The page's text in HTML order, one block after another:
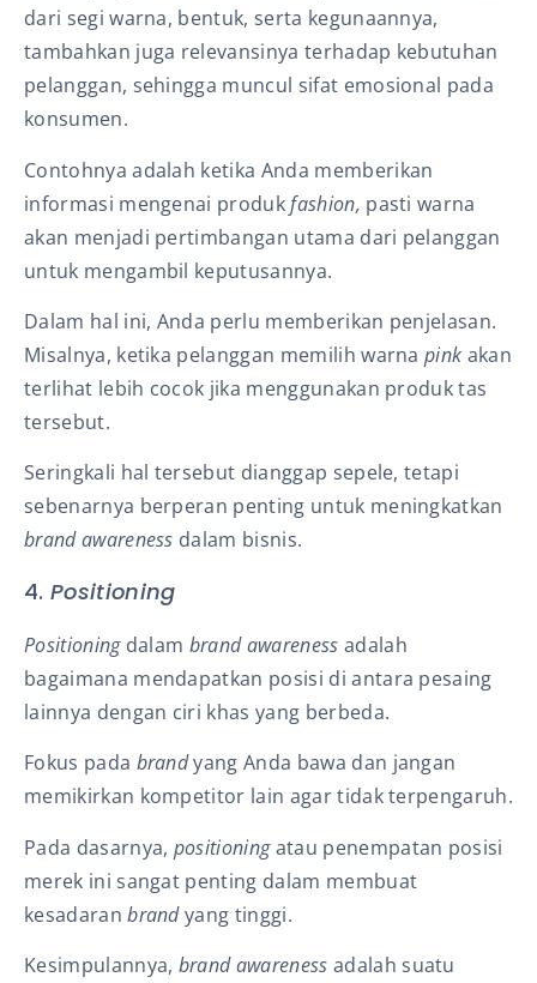
dari segi warna, bentuk, serta kegunaannya,
tambahkan juga relevansinya terhadap kebutuhan
pelanggan, sehingga muncul sifat emosional pada
konsumen.
Contohnya adalah ketika Anda memberikan
informasi mengenai produkfashion, pasti warna
akan menjadi pertimbangan utama dari pelanggan
untuk mengambil keputusannya.
Dalam hal ini, Anda perlu memberikan penjelasan.
Misalnya, ketika pelanggan memilih warnapink akan
terlihat lebih cocok jika menggunakan produk tas
tersebut.
Seringkali hal tersebut dianggap sepele, tetapi
sebenarnya berperan penting untuk meningkatkan
brand awareness dalam bisnis.
4. Positioning
Positioningdalam brand awareness adalah
bagaimana mendapatkan posisi di antara pesaing
lainnya dengan ciri khas yang berbeda.
Fokus pada brandyang Anda bawa dan jangan
memikirkan kompetitor lain agar tidak terpengaruh.
Pada dasarnya, positioningatau penempatan posisi
merek ini sangat penting dalam membuat
kesadaranbrandyang tinggi.
Kesimpulannya, brand awareness adalah suatu